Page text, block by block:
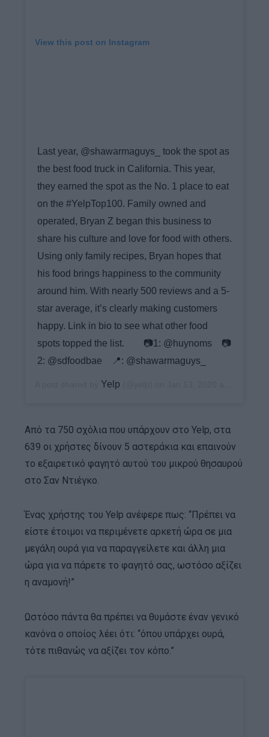
View this post on Instagram
Last year, @shawarmaguys_ took the spot as
the best food truck in California. This year,
they earned the spot as the No. 1 place to eat
on the #YelpTop100. Family owned and
operated, Bryan Z began this business to
share his culture and love for food with others.
Using only family recipes, Bryan hopes that
his food brings happiness to the community
around him.⁠ With nearly 500 reviews and a 5-
star average, it’s clearly making customers
happy. Link in bio to see what other food
spots topped the list.⁠⠀ ⁠⠀ 📷1: @huynoms⁠⠀ 📷
2: @sdfoodbae⁠⠀ 📍: @shawarmaguys_
Yelp
Από τα 750 σχόλια που υπάρχουν στο Yelp, στα
639 οι χρήστες δίνουν 5 αστεράκια και επαινούν
το εξαιρετικό φαγητό αυτού του μικρού θησαυρού
στο Σαν Ντιέγκο.
Ένας χρήστης του Yelp ανέφερε πως: “Πρέπει να
είστε έτοιμοι να περιμένετε αρκετή ώρα σε μια
μεγάλη ουρά για να παραγγείλετε και άλλη μια
ώρα για να πάρετε το φαγητό σας, ωστόσο αξίζει
η αναμονή!”
Ωστόσο πάντα θα πρέπει να θυμάστε έναν γενικό
κανόνα ο οποίος λέει ότι: “όπου υπάρχει ουρά,
τότε πιθανώς να αξίζει τον κόπο.”